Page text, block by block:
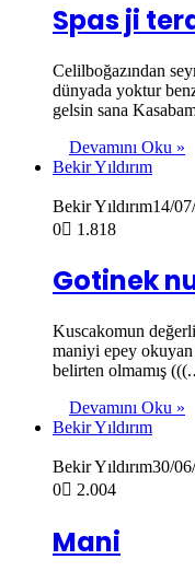
Spas ji
Celilboğazından
dünyada yoktur
gelsin sana
Devamını Oku »
Bekir Yıldırım
Bekir Yıldırım14/
0
1.818
Gotinek
Kuscakomun
maniyi epey
belirten olmamış
Devamını Oku »
Bekir Yıldırım
Bekir Yıldırım30/
0
2.004
Mani